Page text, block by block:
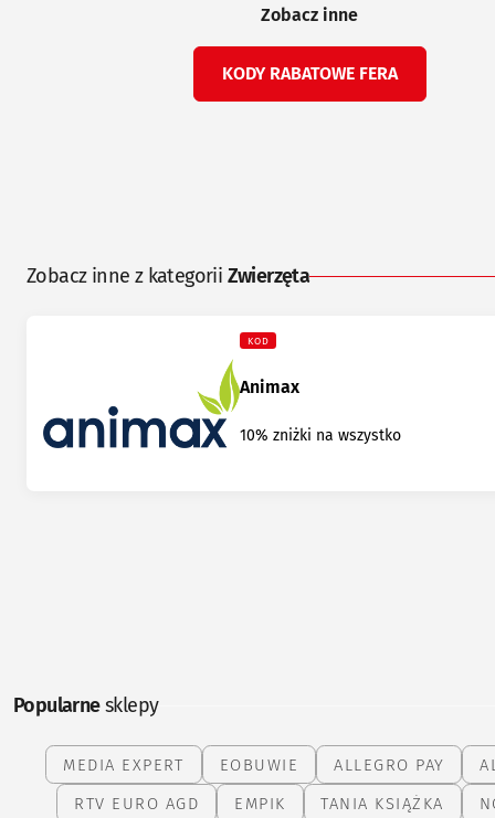
Zobacz inne
KODY RABATOWE FERA
Zobacz inne z kategorii Zwierzęta
KOD
Animax
10% zniżki na wszystko
Popularnesklepy
MEDIA EXPERT EOBUWIE ALLEGRO PAY
RTV EURO AGD
EMPIK TANIA KSIĄŻKA